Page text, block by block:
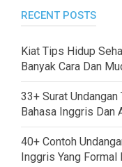
RECENT POSTS
Kiat Tips Hidup
Banyak Cara Dan
33+ Surat
Bahasa Inggris Dan
40+ Contoh
Inggris Yang Formal